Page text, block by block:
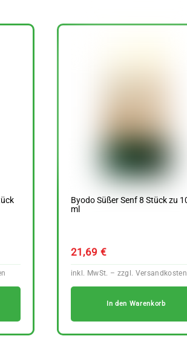
Byodo Süßer Senf 8 Stück zu
ml
21,69 €
In den Warenkorb